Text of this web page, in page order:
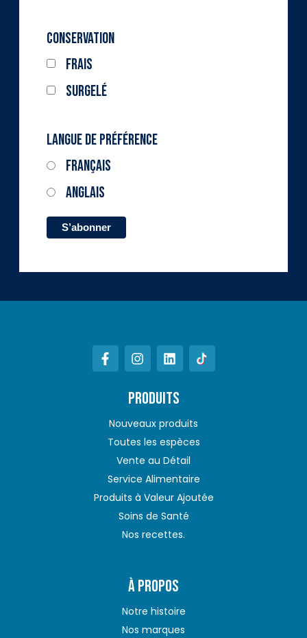
Conservation
Frais
Surgelé
Langue de préférence
Français
Anglais
PRODUITS
Nouveaux produits
Toutes les espèces
Vente au Détail
Service Alimentaire
Produits à Valeur Ajoutée
Soins de Santé
Nos recettes.
À PROPOS
Notre histoire
Nos marques